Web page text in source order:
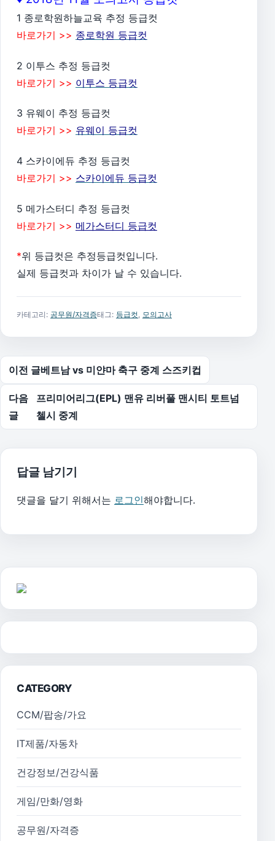
1 종로학원하늘교육 추정 등급컷
바로가기 >> 종로학원 등급컷
2 이투스 추정 등급컷
바로가기 >> 이투스 등급컷
3 유웨이 추정 등급컷
바로가기 >> 유웨이 등급컷
4 스카이에듀 추정 등급컷
바로가기 >> 스카이에듀 등급컷
5 메가스터디 추정 등급컷
바로가기 >> 메가스터디 등급컷
*위 등급컷은 추정등급컷입니다.
실제 등급컷과 차이가 날 수 있습니다.
카테고리: 공무원/자격증태그: 등급컷, 모의고사
글 탐색
이전 글베트남 vs 미얀마 축구 중계 스즈키컵
다음
글
프리미어리그(EPL) 맨유 리버풀 맨시티 토트넘
첼시 중계
답글 남기기
댓글을 달기 위해서는 로그인해야합니다.
CATEGORY
CCM/팝송/가요
IT제품/자동차
건강정보/건강식품
게임/만화/영화
공무원/자격증